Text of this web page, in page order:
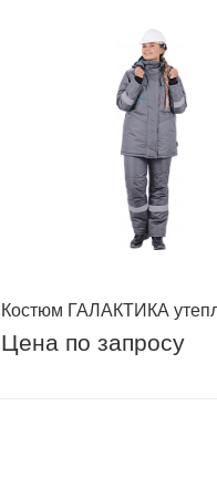
Костюм ГАЛАКТИКА
Цена по запросу